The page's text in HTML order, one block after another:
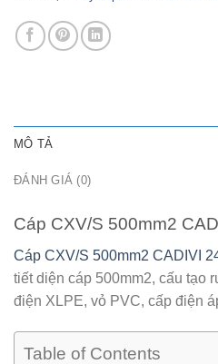
MÔ TẢ
ĐÁNH GIÁ (0)
Cáp CXV/S 500mm2
Cáp CXV/S 500mm2 CADIVI
tiết diện cáp 500mm2, cấu tạo
điện XLPE, vỏ PVC, cấp điện
Table of Contents